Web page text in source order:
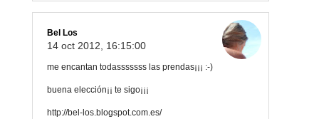
Bel Los
14 oct 2012, 16:15:00
me encantan todasssssss las prendas¡¡¡ :-)
buena elección¡¡ te sigo¡¡¡
http://bel-los.blogspot.com.es/